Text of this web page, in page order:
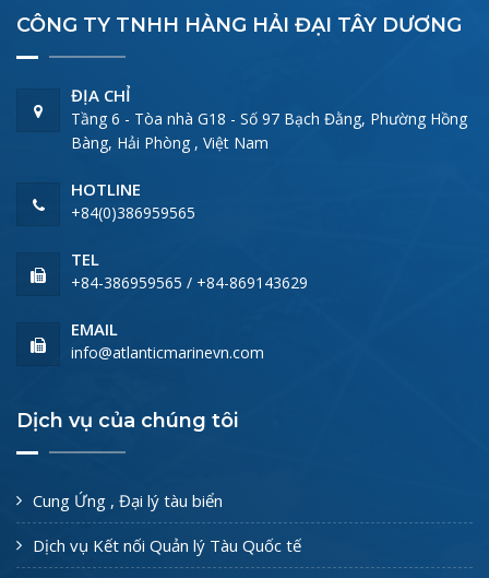
CÔNG TY TNHH HÀNG HẢI ĐẠI TÂY DƯƠNG
ĐỊA CHỈ
Tầng 6 - Tòa nhà G18 - Số 97 Bạch Đằng, Phường Hồng
Bàng, Hải Phòng , Việt Nam
HOTLINE
+84(0)386959565
TEL
+84-386959565 / +84-869143629
EMAIL
info@atlanticmarinevn.com
Dịch vụ của chúng tôi
Cung Ứng , Đại lý tàu biển
Dịch vụ Kết nối Quản lý Tàu Quốc tế